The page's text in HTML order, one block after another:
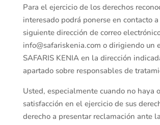
Para el ejercicio de los derechos
interesado podrá ponerse en contacto
siguiente dirección de correo
info@safariskenia.com o dirigiendo un
SAFARIS KENIA en la dirección
apartado sobre responsables de
Usted, especialmente cuando no haya
satisfacción en el ejercicio de sus
derecho a presentar reclamación ante